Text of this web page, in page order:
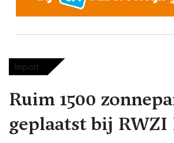
Import
Ruim 1500
geplaatst bij